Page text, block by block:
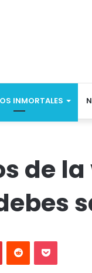
INMORTALES
de
PinterestReddit Pocket